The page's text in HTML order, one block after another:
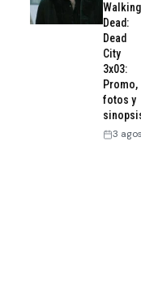
Walking
Dead:
Dead
City
3x03:
Promo,
fotos y
3